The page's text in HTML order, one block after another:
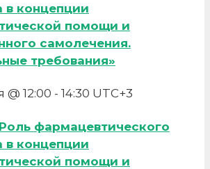
в концепции
помощи и
самолечения.
требования»
@ 12:00 - 14:30 UTC+3
фармацевтического
в концепции
помощи и